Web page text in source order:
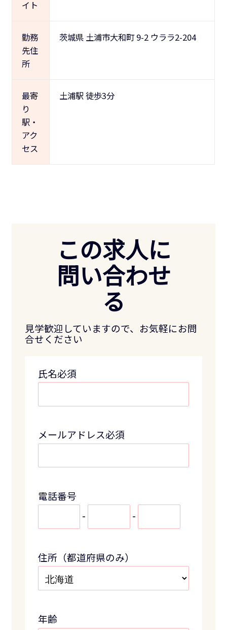
イト
勤務
先住
所
茨城県 土浦市大和町 9-2 ウララ2-204
最寄
り
駅・
アク
セス
土浦駅 徒歩3分
この求人に
問い合わせ
る
見学歓迎していますので、お気軽にお問
合せください
氏名必須
メールアドレス必須
電話番号
-
-
住所（都道府県のみ）
年齢